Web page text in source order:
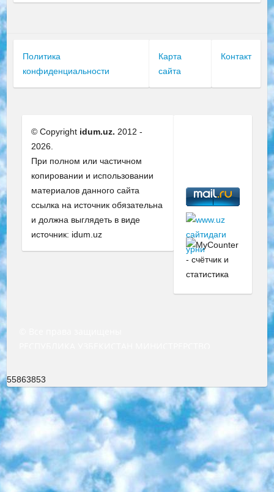
Политика
конфиденциальности
Карта
сайта
Контакт
© Copyright idum.uz. 2012 -
2026.
При полном или частичном
копировании и использовании
материалов данного сайта
ссылка на источник обязательна
и должна выглядеть в виде
источник: idum.uz
55863853